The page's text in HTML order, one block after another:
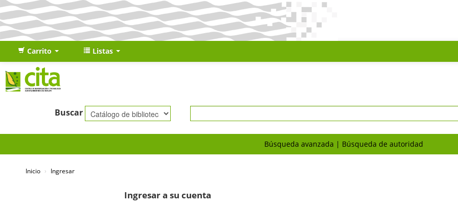
Carrito Listas
Buscar
Búsqueda avanzada Búsqueda de autoridad
Inicio › Ingresar
Ingresar a su cuenta